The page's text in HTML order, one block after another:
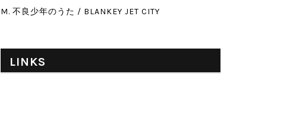
M. 不良少年のうた / BLANKEY JET CITY
LINKS